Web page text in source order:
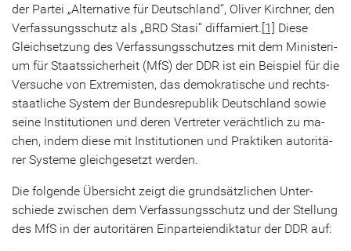
der Par­tei „Al­ter­na­ti­ve für Deutsch­land“, Oli­ver Kirch­ner, den
Ver­fas­sungs­schutz als „BRD Stasi“ dif­fa­miert. [1] Diese
Gleich­set­zung des Ver­fas­sungs­schut­zes mit dem Mi­nis­te­ri­
um für Staats­si­cher­heit (MfS) der DDR ist ein Bei­spiel für die
Ver­su­che von Ex­tre­mis­ten, das de­mo­kra­ti­sche und rechts­
staat­li­che Sys­tem der Bun­des­re­pu­blik Deutsch­land sowie
seine In­sti­tu­tio­nen und deren Ver­tre­ter ver­ächt­lich zu ma­
chen, indem diese mit In­sti­tu­tio­nen und Prak­ti­ken au­to­ri­tä­
rer Sys­te­me gleich­ge­setzt wer­den.
Die fol­gen­de Über­sicht zeigt die grund­sätz­li­chen Un­ter­
schie­de zwi­schen dem Ver­fas­sungs­schutz und der Stel­lung
des MfS in der au­to­ri­tä­ren Ein­par­tei­en­dik­ta­tur der DDR auf: